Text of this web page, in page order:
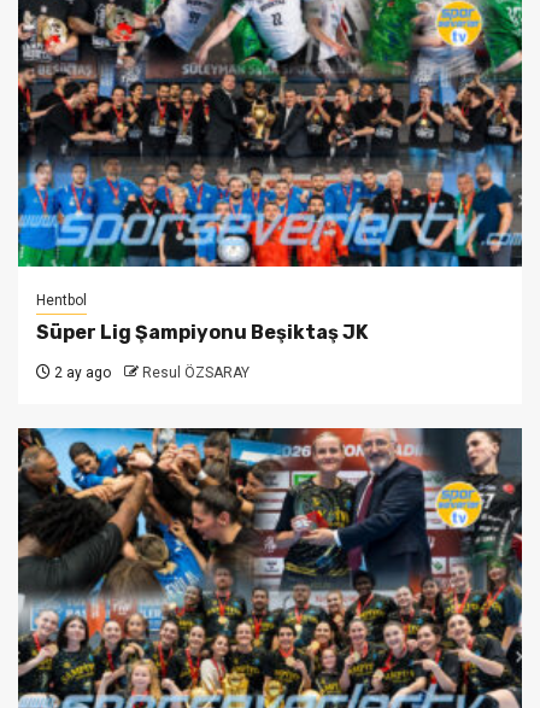
Hentbol
Süper Lig Şampiyonu Beşiktaş JK
2 ay ago Resul ÖZSARAY